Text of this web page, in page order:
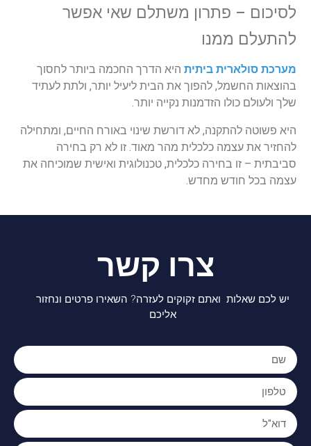
לסיכום – פתרון משתלם שאי אפשר
להתעלם ממנו
מערכת סולארית ביתית היא הדרך החכמה ביותר לחסוך
בהוצאות החשמל, להפוך את הבית ליעיל יותר, ולתת לעתיד
שלך ולעולם כולו הזדמנות נקייה יותר.
היא פשוטה להתקנה, לא דורשת שינוי באורח החיים, ומתחילה
להחזיר את עצמה כלכלית מהר מאוד. זו לא רק בחירה
סביבתית – זו בחירה כלכלית, טכנולוגית ואישית שמוכיחה את
עצמה בכל חודש מחדש.
צרו קשר
יש לכם שאלות ואתם זקוקים לעזרה? השאירו פרטים ונחזור
אליכם